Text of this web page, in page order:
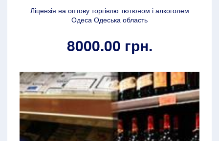
Ліцензія на оптову торгівлю тютюном і алкоголем
Одеса Одеська область
8000.00 грн.